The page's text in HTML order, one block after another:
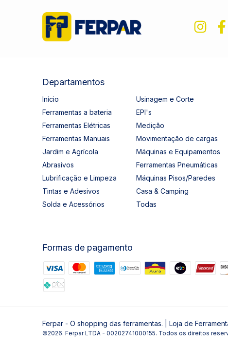
Departamentos
Início
Ferramentas a bateria
Ferramentas Elétricas
Ferramentas Manuais
Jardim e Agrícola
Abrasivos
Lubrificação e Limpeza
Tintas e Adesivos
Solda e Acessórios
Usinagem e Corte
EPI's
Medição
Movimentação de cargas
Máquinas e Equipamentos
Ferramentas Pneumáticas
Máquinas Pisos/Paredes
Casa & Camping
Todas
Formas de pagamento
Ferpar - O shopping das ferramentas. | Loja de
©2026. Ferpar LTDA - 00202741000155. Todos os direitos